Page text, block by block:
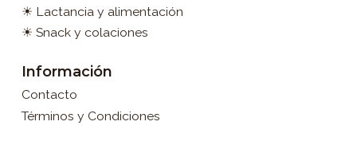
☀ Lactancia y alimentación
☀ Snack y colaciones
Información
Contacto
Términos y Condiciones